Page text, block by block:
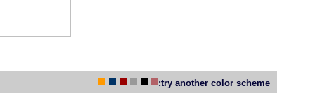
try another color scheme: